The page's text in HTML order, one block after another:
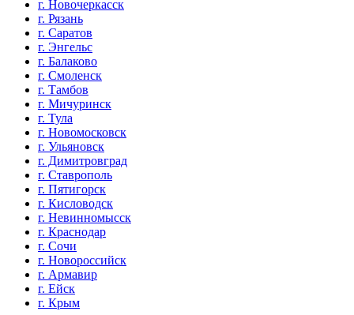
г. Новочеркасск
г. Рязань
г. Саратов
г. Энгельс
г. Балаково
г. Смоленск
г. Тамбов
г. Мичуринск
г. Тула
г. Новомосковск
г. Ульяновск
г. Димитровград
г. Ставрополь
г. Пятигорск
г. Кисловодск
г. Невинномысск
г. Краснодар
г. Сочи
г. Новороссийск
г. Армавир
г. Ейск
г. Крым